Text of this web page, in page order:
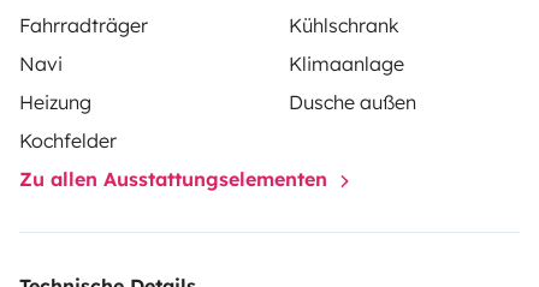
Fahrradträger
Kühlschrank
Navi
Klimaanlage
Heizung
Dusche außen
Kochfelder
Zu allen Ausstattungselementen